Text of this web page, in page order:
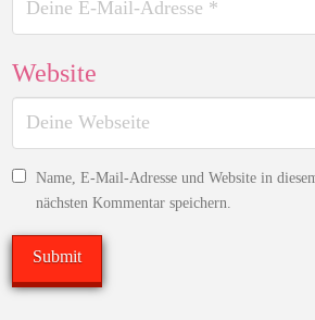
Website
Name, E-Mail-Adresse und Website in
nächsten Kommentar speichern.